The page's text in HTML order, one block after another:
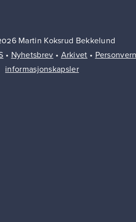
Martin Koksrud Bekkelund
• Nyhetsbrev • Arkivet •
informasjonskapsler